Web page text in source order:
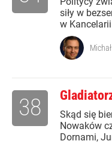
siły w
w
Skąd się
Nowaków
Dornami,
38